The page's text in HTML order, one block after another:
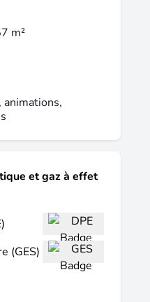
m²
et gaz à effet
(GES)